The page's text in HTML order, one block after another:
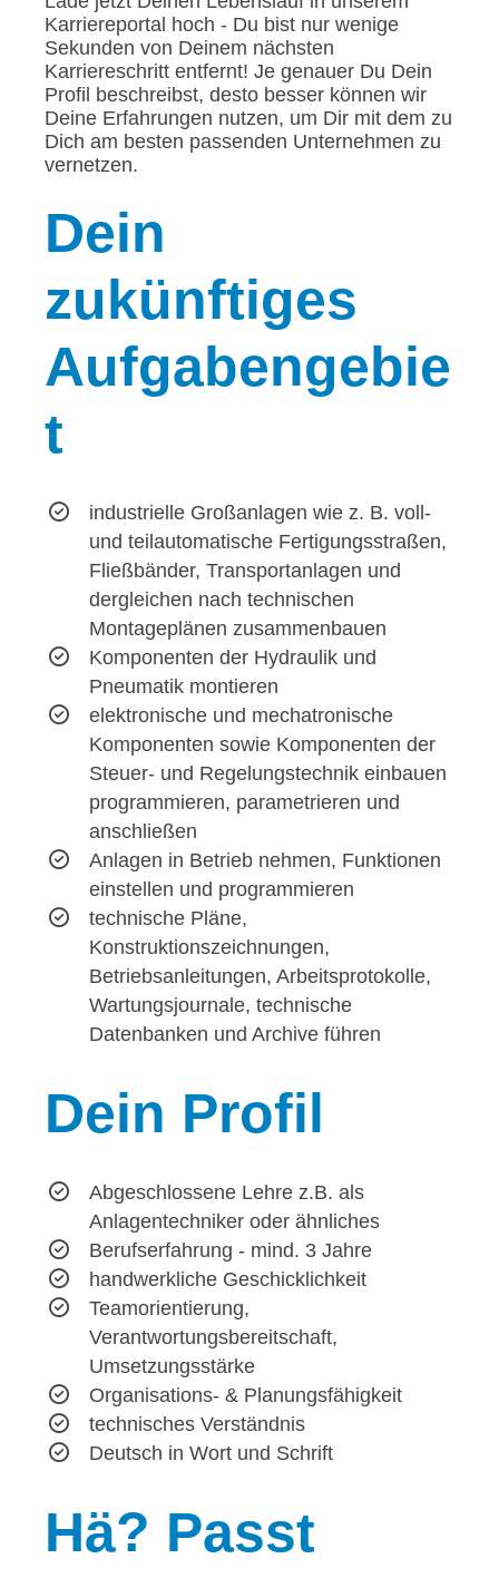
Karriereportal hoch - Du bist nur wenige
Sekunden von Deinem nächsten
Karriereschritt entfernt! Je genauer Du Dein
Profil beschreibst, desto besser können wir
Deine Erfahrungen nutzen, um Dir mit dem zu
Dich am besten passenden Unternehmen zu
vernetzen.
Dein
zukünftiges
Aufgabengebie
t
industrielle Großanlagen wie z. B. voll-
und teilautomatische Fertigungsstraßen,
Fließbänder, Transportanlagen und
dergleichen nach technischen
Montageplänen zusammenbauen
Komponenten der Hydraulik und
Pneumatik montieren
elektronische und mechatronische
Komponenten sowie Komponenten der
Steuer- und Regelungstechnik einbauen
programmieren, parametrieren und
anschließen
Anlagen in Betrieb nehmen, Funktionen
einstellen und programmieren
technische Pläne,
Konstruktionszeichnungen,
Betriebsanleitungen, Arbeitsprotokolle,
Wartungsjournale, technische
Datenbanken und Archive führen
Dein Profil
Abgeschlossene Lehre z.B. als
Anlagentechniker oder ähnliches
Berufserfahrung - mind. 3 Jahre
handwerkliche Geschicklichkeit
Teamorientierung,
Verantwortungsbereitschaft,
Umsetzungsstärke
Organisations- & Planungsfähigkeit
technisches Verständnis
Deutsch in Wort und Schrift
Hä? Passt